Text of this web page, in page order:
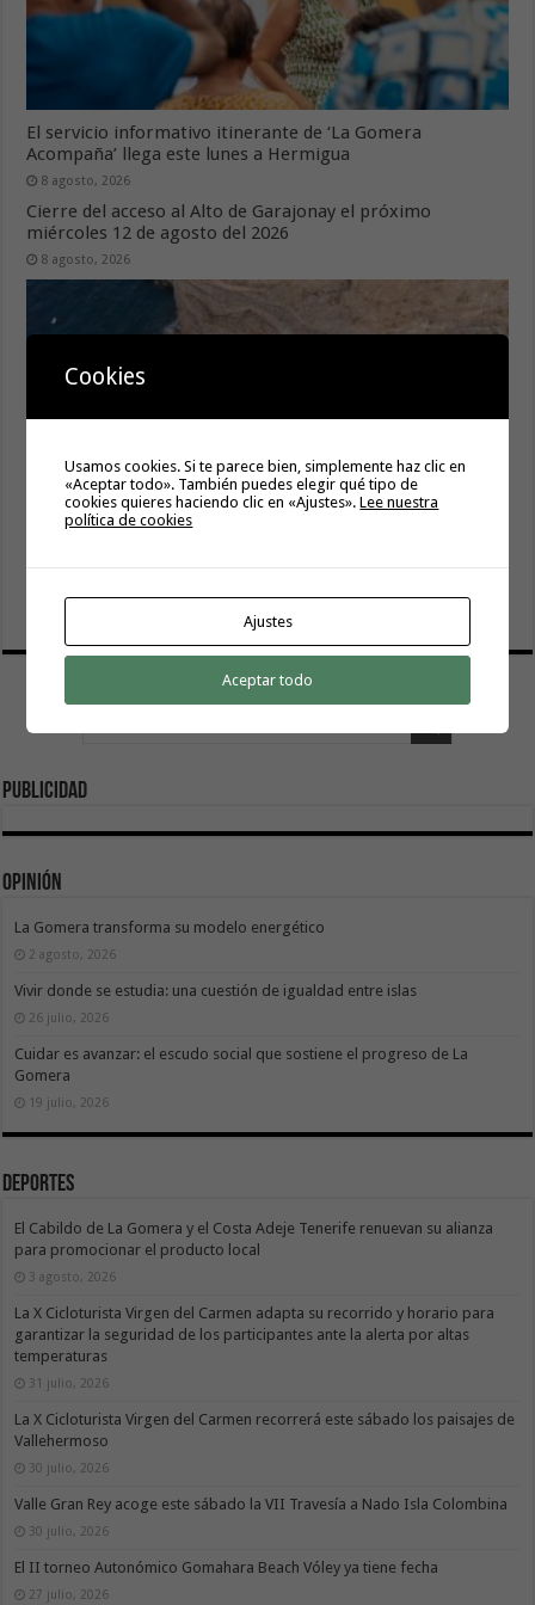
El servicio informativo itinerante de ‘La Gomera
Acompaña’ llega este lunes a Hermigua
8 agosto, 2026
Cierre del acceso al Alto de Garajonay el próximo
miércoles 12 de agosto del 2026
8 agosto, 2026
Publicidad
Opinión
La Gomera transforma su modelo energético
2 agosto, 2026
Vivir donde se estudia: una cuestión de igualdad entre islas
26 julio, 2026
Cuidar es avanzar: el escudo social que sostiene el progreso de La
Gomera
19 julio, 2026
Deportes
El Cabildo de La Gomera y el Costa Adeje Tenerife renuevan su alianza
para promocionar el producto local
3 agosto, 2026
La X Cicloturista Virgen del Carmen adapta su recorrido y horario para
garantizar la seguridad de los participantes ante la alerta por altas
temperaturas
31 julio, 2026
La X Cicloturista Virgen del Carmen recorrerá este sábado los paisajes de
Vallehermoso
30 julio, 2026
Valle Gran Rey acoge este sábado la VII Travesía a Nado Isla Colombina
30 julio, 2026
El II torneo Autonómico Gomahara Beach Vóley ya tiene fecha
27 julio, 2026
Cookies
Usamos cookies. Si te parece bien, simplemente haz clic en
«Aceptar todo». También puedes elegir qué tipo de
cookies quieres haciendo clic en «Ajustes».Lee nuestra
política de cookies
Ajustes
Aceptar todo